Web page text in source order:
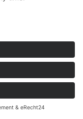
um einen